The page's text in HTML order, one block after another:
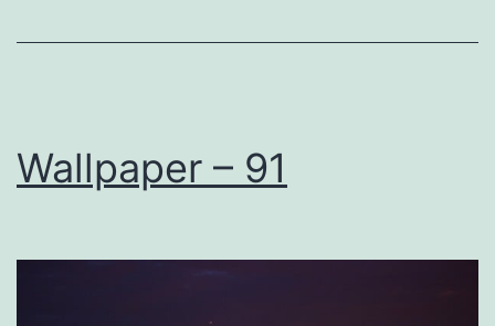
Wallpaper – 91